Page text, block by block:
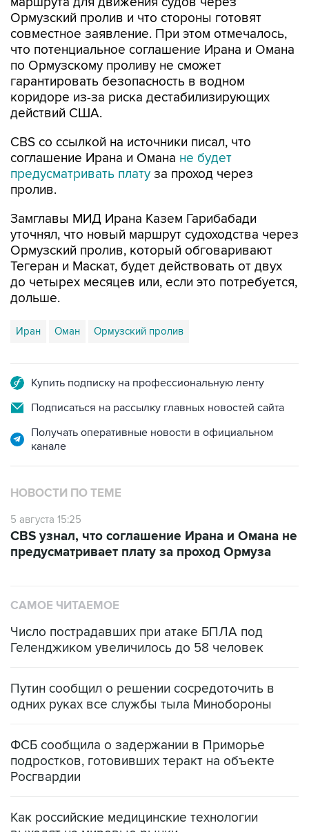
Ормузский пролив и что стороны готовят
совместное заявление. При этом отмечалось,
что потенциальное соглашение Ирана и Омана
по Ормузскому проливу не сможет
гарантировать безопасность в водном
коридоре из-за риска дестабилизирующих
действий США.
CBS со ссылкой на источники писал, что
соглашение Ирана и Омана не будет
предусматривать плату за проход через
пролив.
Замглавы МИД Ирана Казем Гарибабади
уточнял, что новый маршрут судоходства через
Ормузский пролив, который обговаривают
Тегеран и Маскат, будет действовать от двух
до четырех месяцев или, если это потребуется,
дольше.
Иран Оман Ормузский пролив
Купить подписку на профессиональную ленту
Подписаться на рассылку главных новостей сайта
Получать оперативные новости в официальном
канале
НОВОСТИ ПО ТЕМЕ
5 августа 15:25
CBS узнал, что соглашение Ирана и Омана не
предусматривает плату за проход Ормуза
САМОЕ ЧИТАЕМОЕ
Число пострадавших при атаке БПЛА под
Геленджиком увеличилось до 58 человек
Путин сообщил о решении сосредоточить в
одних руках все службы тыла Минобороны
ФСБ сообщила о задержании в Приморье
подростков, готовивших теракт на объекте
Росгвардии
Как российские медицинские технологии